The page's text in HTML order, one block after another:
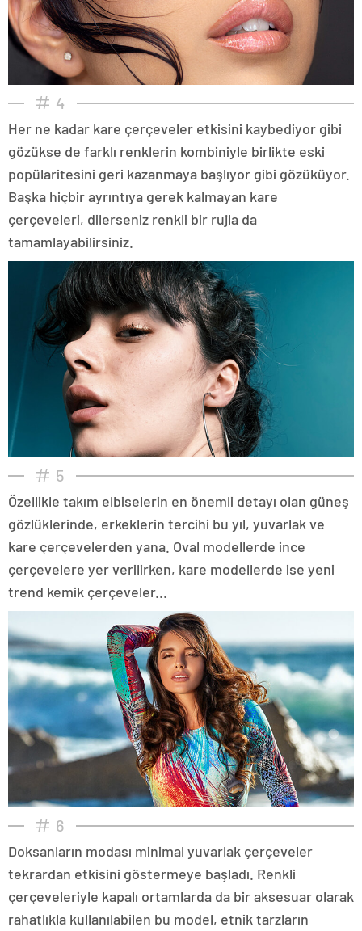
4
Her ne kadar kare çerçeveler etkisini kaybediyor gibi
gözükse de farklı renklerin kombiniyle birlikte eski
popülaritesini geri kazanmaya başlıyor gibi gözüküyor.
Başka hiçbir ayrıntıya gerek kalmayan kare
çerçeveleri, dilerseniz renkli bir rujla da
tamamlayabilirsiniz.
5
Özellikle takım elbiselerin en önemli detayı olan güneş
gözlüklerinde, erkeklerin tercihi bu yıl, yuvarlak ve
kare çerçevelerden yana. Oval modellerde ince
çerçevelere yer verilirken, kare modellerde ise yeni
trend kemik çerçeveler...
6
Doksanların modası minimal yuvarlak çerçeveler
tekrardan etkisini göstermeye başladı. Renkli
çerçeveleriyle kapalı ortamlarda da bir aksesuar olarak
rahatlıkla kullanılabilen bu model, etnik tarzların